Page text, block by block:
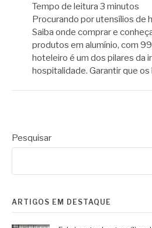
Tempo de leitura 3 minutos
Procurando por utensílios de
Saiba onde comprar e
produtos em alumínio, com
hoteleiro é um dos pilares da
hospitalidade. Garantir que
Pesquisar
ARTIGOS EM DESTAQUE